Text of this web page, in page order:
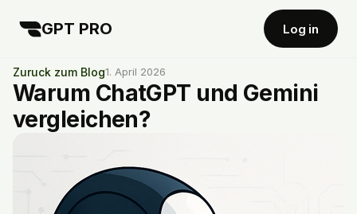
GPT PRO Log in
Zuruck zum Blog1. April 2026
Warum ChatGPT und Gemini
vergleichen?